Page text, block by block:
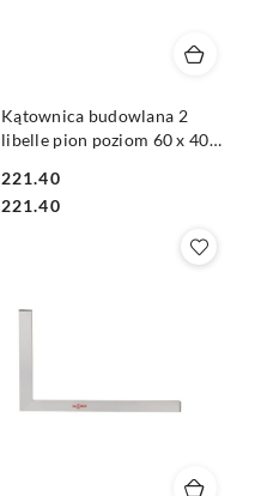
Kątownica budowlana 2
libelle pion poziom 60 x 40
Cena:
221.40
Cena:
221.40